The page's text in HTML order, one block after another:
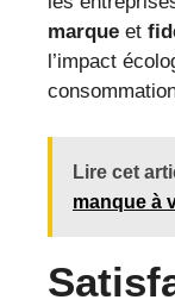
marque et
l’impact
Lire cet
manque à